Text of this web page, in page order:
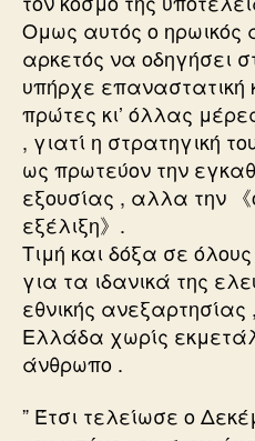
Ομως αυτός ο
αρκετός να οδηγήσει
υπήρχε επαναστατική
πρώτες κι’ όλλας
, γιατί η στρατηγική
ως πρωτεύον την
εξουσίας , αλλα την
εξέλιξη》.
Τιμή και δόξα σε
για τα ιδανικά της
εθνικής
Ελλάδα χωρίς
άνθρωπο .
” Έτσι τελείωσε ο